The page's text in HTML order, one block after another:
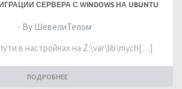
СЕРВЕРА С WINDOWS НА UBUNTU
- By ШевелиТелом
в настройках на Z:\var\lib\mych[…]
ПОДРОБНЕЕ